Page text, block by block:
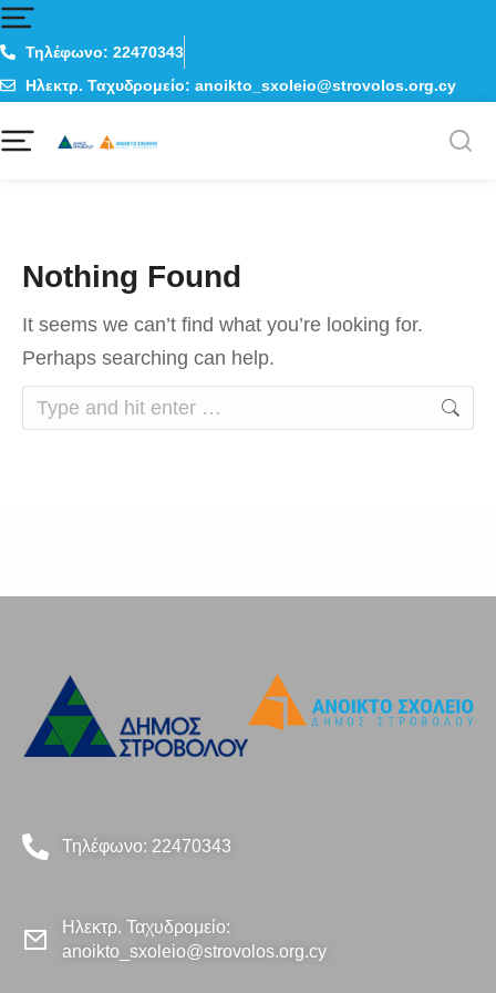
Τηλέφωνο: 22470343
Ηλεκτρ. Ταχυδρομείο: anoikto_sxoleio@strovolos.org.cy
Nothing Found
It seems we can’t find what you’re looking for.
Perhaps searching can help.
Τηλέφωνο: 22470343
Ηλεκτρ. Ταχυδρομείο:
anoikto_sxoleio@strovolos.org.cy